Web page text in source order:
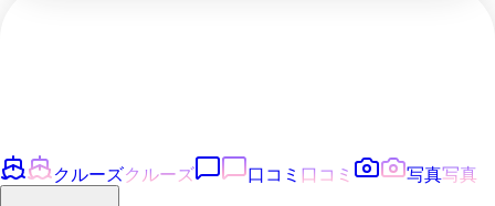
クルーズクルーズ 口コミ 口コミ 写真写真